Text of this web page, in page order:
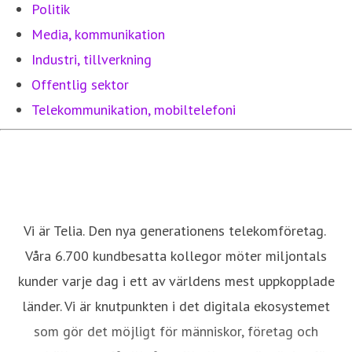
Politik
Media, kommunikation
Industri, tillverkning
Offentlig sektor
Telekommunikation, mobiltelefoni
Vi är Telia. Den nya generationens telekomföretag.
Våra 6.700 kundbesatta kollegor möter miljontals
kunder varje dag i ett av världens mest uppkopplade
länder. Vi är knutpunkten i det digitala ekosystemet
som gör det möjligt för människor, företag och